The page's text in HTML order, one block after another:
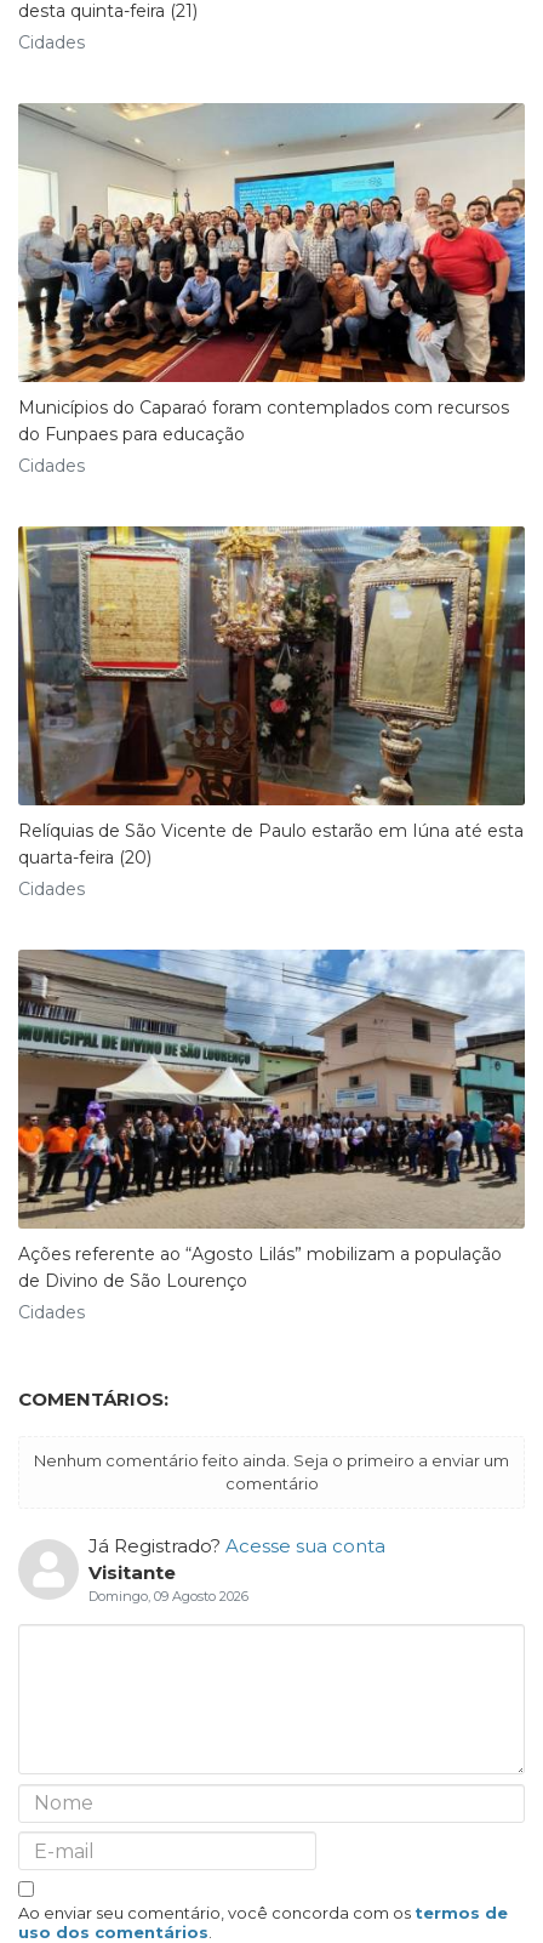
desta quinta-feira (21)
Cidades
Municípios do Caparaó foram contemplados com recursos
do Funpaes para educação
Cidades
Relíquias de São Vicente de Paulo estarão em Iúna até esta
quarta-feira (20)
Cidades
Ações referente ao “Agosto Lilás” mobilizam a população
de Divino de São Lourenço
Cidades
COMENTÁRIOS:
Nenhum comentário feito ainda. Seja o primeiro a enviar um
comentário
Já Registrado? Acesse sua conta
Visitante
Domingo, 09 Agosto 2026
Ao enviar seu comentário, você concorda com os termos de
uso dos comentários